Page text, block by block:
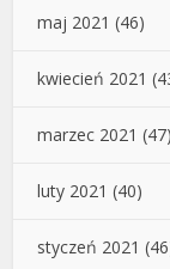
maj 2021 (46)
kwiecień 2021
marzec 2021 (47)
luty 2021 (40)
styczeń 2021